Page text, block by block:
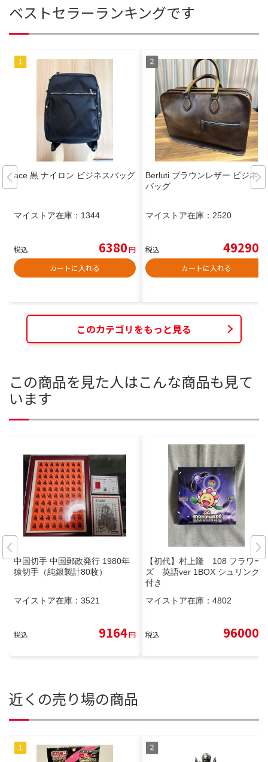
ベストセラーランキングです
ace 黒 ナイロン ビジネスバッグ
マイストア在庫： 1344
税込 6380円
カートに入れる
Berluti ブラウンレザー ビジネス
バッグ
マイストア在庫： 2520
税込 49290
カートに入れる
このカテゴリをもっと見る
この商品を見た人はこんな商品も見て
います
中国切手 中国郵政発行 1980年
猿切手（純銀製計80枚）
マイストア在庫： 3521
税込 9164円
【初代】村上隆 108 フラワー
ズ 英語ver 1BOX シュリンク
付き
マイストア在庫： 4802
税込 96000
近くの売り場の商品